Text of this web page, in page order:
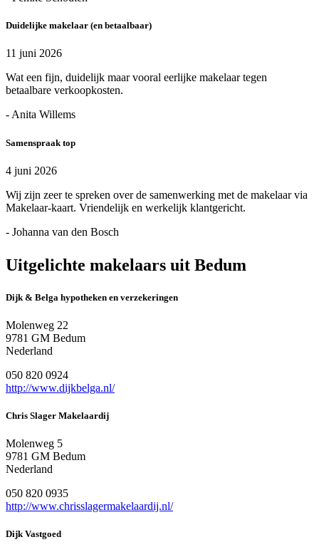
Duidelijke makelaar (en betaalbaar)
11 juni 2026
Wat een fijn, duidelijk maar vooral eerlijke makelaar tegen
betaalbare verkoopkosten.
- Anita Willems
Samenspraak top
4 juni 2026
Wij zijn zeer te spreken over de samenwerking met de makelaar via
Makelaar-kaart. Vriendelijk en werkelijk klantgericht.
- Johanna van den Bosch
Uitgelichte makelaars uit Bedum
Dijk & Belga hypotheken en verzekeringen
Molenweg 22
9781 GM Bedum
Nederland
050 820 0924
http://www.dijkbelga.nl/
Chris Slager Makelaardij
Molenweg 5
9781 GM Bedum
Nederland
050 820 0935
http://www.chrisslagermakelaardij.nl/
Dijk Vastgoed